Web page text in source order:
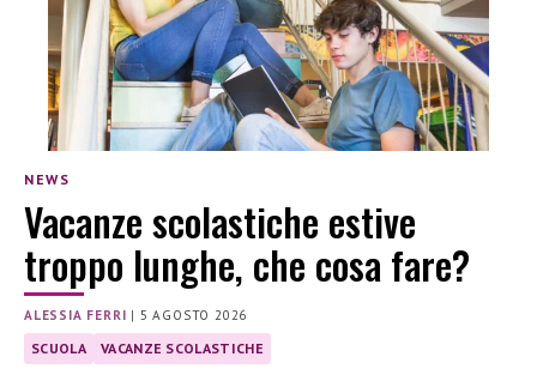
NEWS
Vacanze scolastiche estive
troppo lunghe, che cosa fare?
ALESSIA FERRI | 5 AGOSTO 2026
SCUOLA VACANZE SCOLASTICHE